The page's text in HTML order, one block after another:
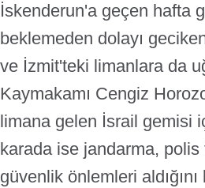
İskenderun'a geçen hafta
beklemeden dolayı
ve İzmit'teki limanlara da
Kaymakamı Cengiz
limana gelen İsrail gemisi
karada ise jandarma,
güvenlik önlemleri aldığını